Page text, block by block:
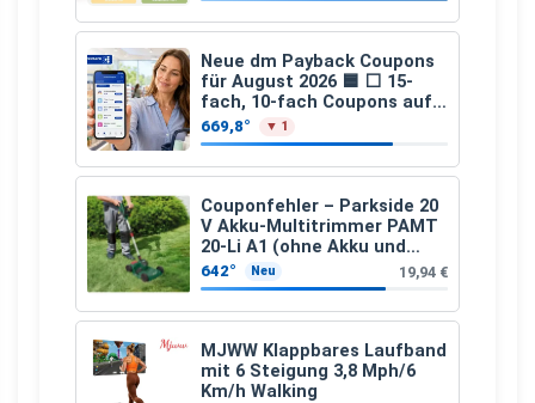
Neue dm Payback Coupons
für August 2026 🟦 ⬜ 15-
fach, 10-fach Coupons auf
den gesamten Einkauf ab 2
€
669,8° ▼ 1
Couponfehler – Parkside 20
V Akku-Multitrimmer PAMT
20-Li A1 (ohne Akku und
Ladegerät)
642° Neu 19,94 €
MJWW Klappbares Laufband
mit 6 Steigung 3,8 Mph/6
Km/h Walking